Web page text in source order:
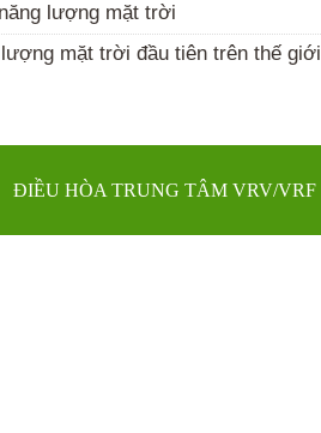
lượng mặt trời
mặt trời đầu tiên trên thế giới
ĐIỀU HÒA TRUNG TÂM VRV/VRF